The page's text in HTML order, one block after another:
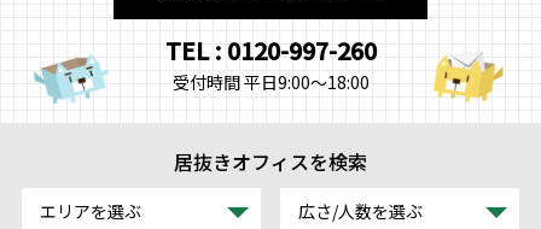
TEL : 0120-997-260
受付時間 平日9:00～18:00
居抜きオフィスを検索
エリアを選ぶ 広さ/人数を選ぶ